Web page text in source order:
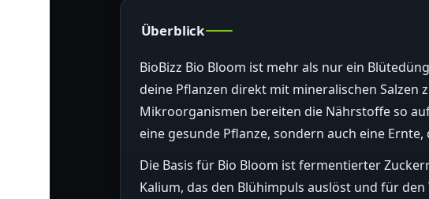
Überblick
BioBizz Bio Bloom ist mehr als nur ein
deine Pflanzen direkt mit mineralischen
Mikroorganismen bereiten die Nährstoffe so
eine gesunde Pflanze, sondern auch eine
Die Basis für Bio Bloom ist fermentierter
Kalium, das den Blühimpuls auslöst und für